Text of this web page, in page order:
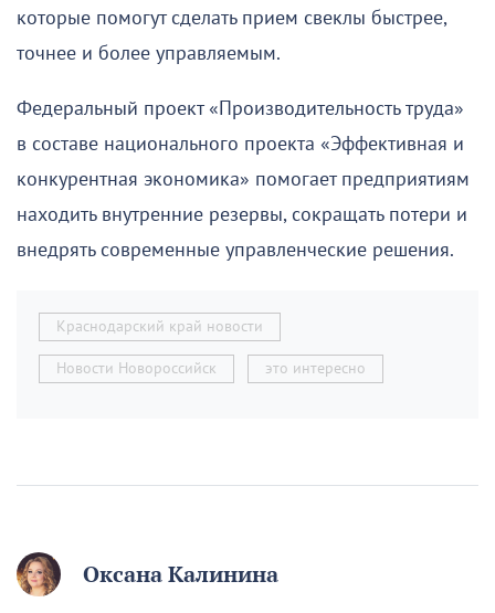
которые помогут сделать прием свеклы быстрее,
точнее и более управляемым.
Федеральный проект «Производительность труда»
в составе национального проекта «Эффективная и
конкурентная экономика» помогает предприятиям
находить внутренние резервы, сокращать потери и
внедрять современные управленческие решения.
Краснодарский край новости
Новости Новороссийск это интересно
Оксана Калинина